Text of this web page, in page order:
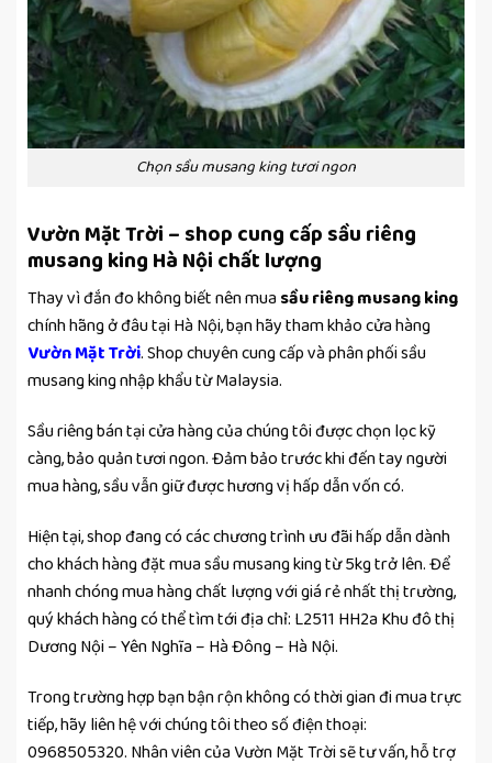
Chọn sầu musang king tươi ngon
Vườn Mặt Trời – shop cung cấp sầu riêng
musang king Hà Nội chất lượng
Thay vì đắn đo không biết nên mua sầu riêng musang king
chính hãng ở đâu tại Hà Nội, bạn hãy tham khảo cửa hàng
Vườn Mặt Trời. Shop chuyên cung cấp và phân phối sầu
musang king nhập khẩu từ Malaysia.
Sầu riêng bán tại cửa hàng của chúng tôi được chọn lọc kỹ
càng, bảo quản tươi ngon. Đảm bảo trước khi đến tay người
mua hàng, sầu vẫn giữ được hương vị hấp dẫn vốn có.
Hiện tại, shop đang có các chương trình ưu đãi hấp dẫn dành
cho khách hàng đặt mua sầu musang king từ 5kg trở lên. Để
nhanh chóng mua hàng chất lượng với giá rẻ nhất thị trường,
quý khách hàng có thể tìm tới địa chỉ: L2511 HH2a Khu đô thị
Dương Nội – Yên Nghĩa – Hà Đông – Hà Nội.
Trong trường hợp bạn bận rộn không có thời gian đi mua trực
tiếp, hãy liên hệ với chúng tôi theo số điện thoại:
0968505320. Nhân viên của Vườn Mặt Trời sẽ tư vấn, hỗ trợ